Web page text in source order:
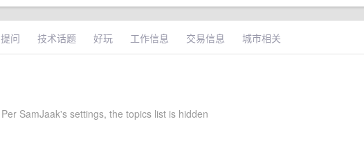
提问 技术话题 好玩 工作信息 交易信息 城市相关
Per SamJaak's settings, the topics list is hidden